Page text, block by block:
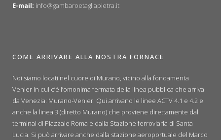
E-mail: info@gambaroetagliapietra.it
COME ARRIVARE ALLA NOSTRA FORNACE
Noi siamo locati nel cuore di Murano, vicino alla fondamenta
Venier in cui c’è l’omonima fermata della linea pubblica che arriva
da Venezia: Murano-Venier. Qui arrivano le linee ACTV 4.1 e 4.2 e
anche la linea 3 (diretto Murano) che proviene direttamente dal
terminal di Piazzale Roma e dalla Stazione ferroviaria di Santa
Lucia. Si può arrivare anche dalla stazione aeroportuale del Marco